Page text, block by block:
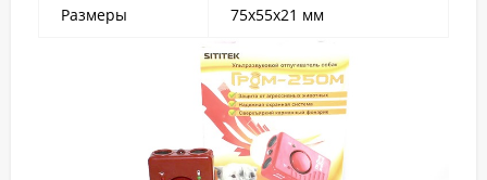
Размеры 75х55х21 мм